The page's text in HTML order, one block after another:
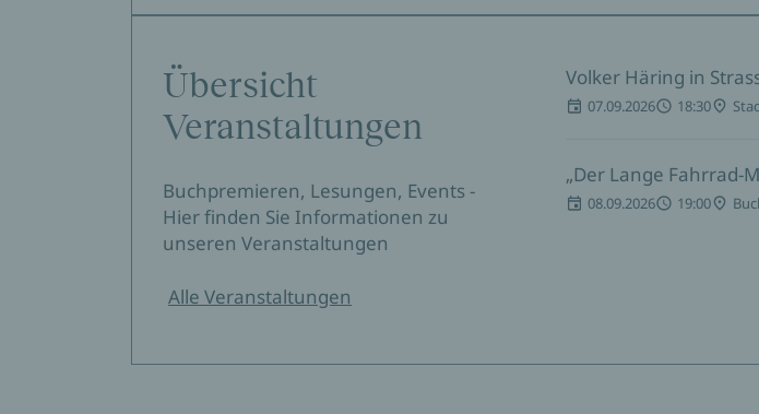
Übersicht
Veranstaltungen
Buchpremieren, Lesungen, Events -
Hier finden Sie Informationen zu
unseren Veranstaltungen
Alle Veranstaltungen
Volker Häring in
07.09.2026 18:30
„Der Lange Fahrrad-
08.09.2026 19:00